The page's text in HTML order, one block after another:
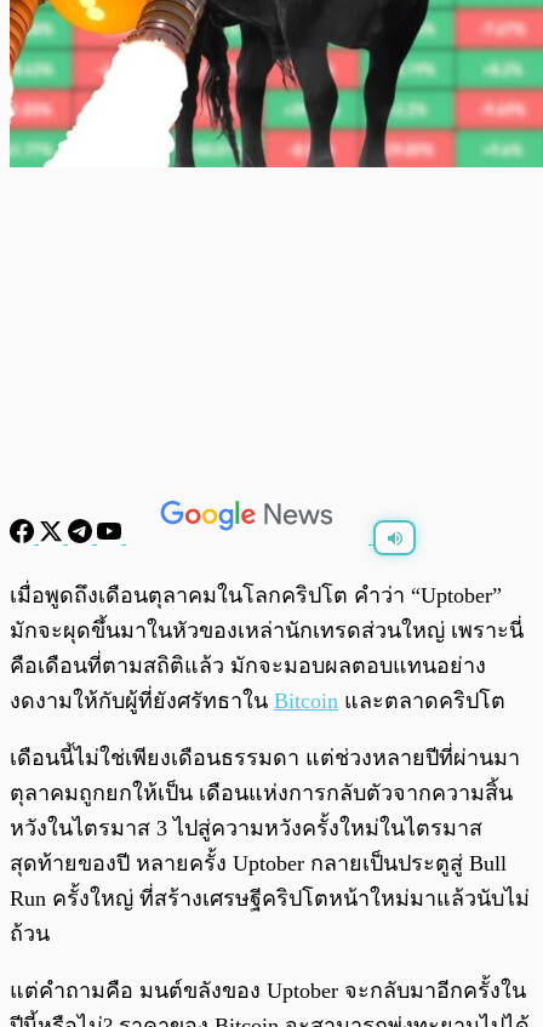
พร้อมเล่น
เมื่อพูดถึงเดือนตุลาคมในโลกคริปโต คำว่า “Uptober”
มักจะผุดขึ้นมาในหัวของเหล่านักเทรดส่วนใหญ่ เพราะนี่
คือเดือนที่ตามสถิติแล้ว มักจะมอบผลตอบแทนอย่าง
งดงามให้กับผู้ที่ยังศรัทธาใน Bitcoin และตลาดคริปโต
เดือนนี้ไม่ใช่เพียงเดือนธรรมดา แต่ช่วงหลายปีที่ผ่านมา
ตุลาคมถูกยกให้เป็น เดือนแห่งการกลับตัวจากความสิ้น
หวังในไตรมาส 3 ไปสู่ความหวังครั้งใหม่ในไตรมาส
สุดท้ายของปี หลายครั้ง Uptober กลายเป็นประตูสู่ Bull
Run ครั้งใหญ่ ที่สร้างเศรษฐีคริปโตหน้าใหม่มาแล้วนับไม่
ถ้วน
แต่คำถามคือ มนต์ขลังของ Uptober จะกลับมาอีกครั้งใน